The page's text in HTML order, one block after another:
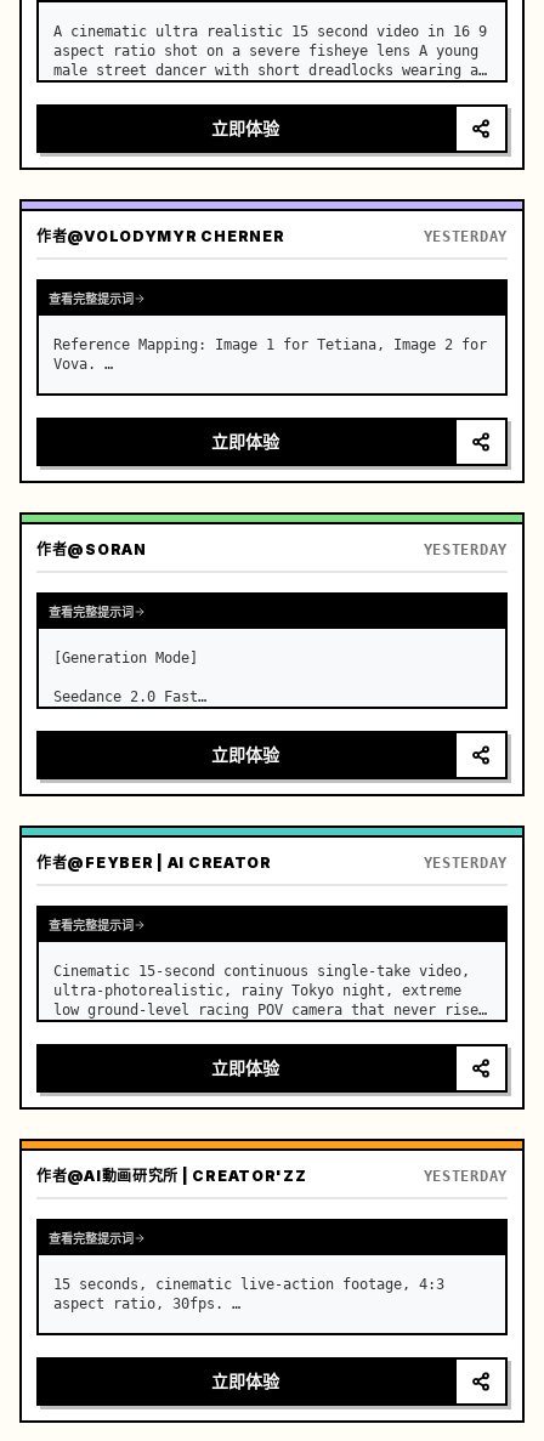
A cinematic ultra realistic 15 second video in 16 9
aspect ratio shot on a severe fisheye lens A young
male street dancer with short dreadlocks wearing an
techwear pants He aggressively walks toward the
立即体验
作者@VOLODYMYR CHERNER YESTERDAY
查看完整提示词
Reference Mapping: Image 1 for Tetiana, Image 2 for
Vova. …
立即体验
作者@SORAN YESTERDAY
查看完整提示词
[Generation Mode]
Seedance 2.0 Fast
[Video Specifications]
Strictly generate a 15-second video, 16:9 aspect
ratio, with three coherent and clear shots.
[Overall Style]
Cinematic realistic texture, starting with a solemn
Xianxia suspense and gradually turn…
立即体验
作者@FEYBER | AI CREATOR YESTERDAY
查看完整提示词
Cinematic 15-second continuous single-take video,
ultra-photorealistic, rainy Tokyo night, extreme
low ground-level racing POV camera that never rises
unseen through the city, seamless fluid
transitions, no cuts, n…
立即体验
作者@AI動画研究所 | CREATOR'ZZ YESTERDAY
查看完整提示词
15 seconds, cinematic live-action footage, 4:3
aspect ratio, 30fps. …
立即体验